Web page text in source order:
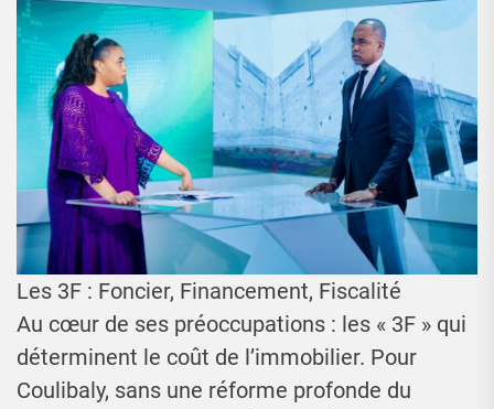
Les 3F : Foncier, Financement, Fiscalité
Au cœur de ses préoccupations : les « 3F » qui
déterminent le coût de l’immobilier. Pour
Coulibaly, sans une réforme profonde du